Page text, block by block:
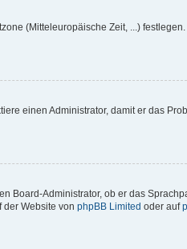
(Mitteleuropäische Zeit, ...) festlegen.
einen Administrator, damit er das
Board-Administrator, ob er das
Website von phpBB Limited oder auf